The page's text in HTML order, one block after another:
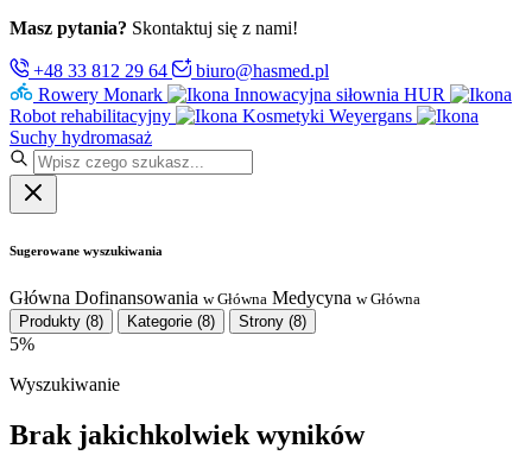
Masz pytania? Skontaktuj się z nami!
+48 33 812 29 64
biuro@hasmed.pl
Rowery Monark
Innowacyjna siłownia HUR
Robot rehabilitacyjny
Kosmetyki Weyergans
Suchy hydromasaż
Sugerowane wyszukiwania
Główna Dofinansowania w Główna Medycyna w Główna
Produkty (8) Kategorie (8) Strony (8)
5%
Wyszukiwanie
Brak jakichkolwiek wyników